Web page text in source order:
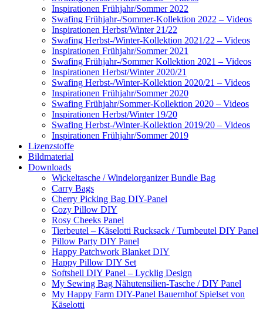
Inspirationen Frühjahr/Sommer 2022
Swafing Frühjahr-/Sommer-Kollektion 2022 – Videos
Inspirationen Herbst/Winter 21/22
Swafing Herbst-/Winter-Kollektion 2021/22 – Videos
Inspirationen Frühjahr/Sommer 2021
Swafing Frühjahr-/Sommer Kollektion 2021 – Videos
Inspirationen Herbst/Winter 2020/21
Swafing Herbst-/Winter-Kollektion 2020/21 – Videos
Inspirationen Frühjahr/Sommer 2020
Swafing Frühjahr/Sommer-Kollektion 2020 – Videos
Inspirationen Herbst/Winter 19/20
Swafing Herbst-/Winter-Kollektion 2019/20 – Videos
Inspirationen Frühjahr/Sommer 2019
Lizenzstoffe
Bildmaterial
Downloads
Wickeltasche / Windelorganizer Bundle Bag
Carry Bags
Cherry Picking Bag DIY-Panel
Cozy Pillow DIY
Rosy Cheeks Panel
Tierbeutel – Käselotti Rucksack / Turnbeutel DIY Panel
Pillow Party DIY Panel
Happy Patchwork Blanket DIY
Happy Pillow DIY Set
Softshell DIY Panel – Lycklig Design
My Sewing Bag Nähutensilien-Tasche / DIY Panel
My Happy Farm DIY-Panel Bauernhof Spielset von
Käselotti